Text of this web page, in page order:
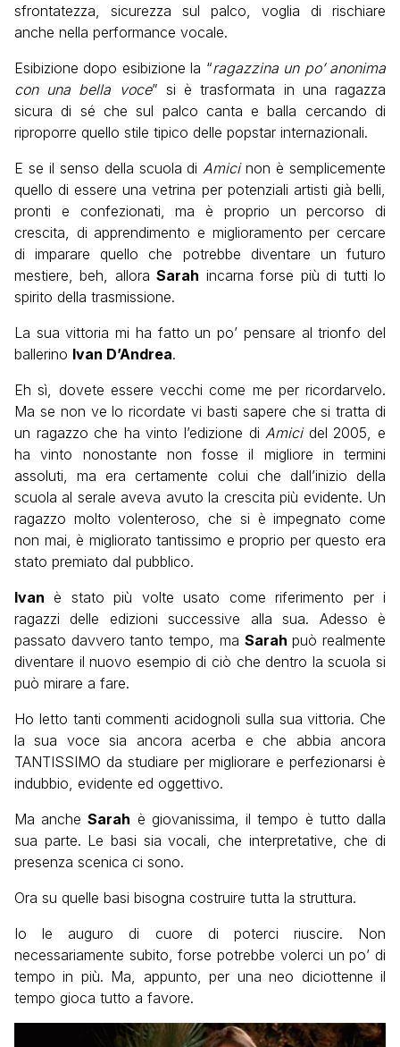
sfrontatezza, sicurezza sul palco, voglia di rischiare
anche nella performance vocale.
Esibizione dopo esibizione la “ragazzina un po’ anonima
con una bella voce” si è trasformata in una ragazza
sicura di sé che sul palco canta e balla cercando di
riproporre quello stile tipico delle popstar internazionali.
E se il senso della scuola di Amicinon è semplicemente
quello di essere una vetrina per potenziali artisti già belli,
pronti e confezionati, ma è proprio un percorso di
crescita, di apprendimento e miglioramento per cercare
di imparare quello che potrebbe diventare un futuro
mestiere, beh, alloraSarah incarna forse più di tutti lo
spirito della trasmissione.
La sua vittoria mi ha fatto un po’ pensare al trionfo del
ballerino Ivan D’Andrea.
Eh sì, dovete essere vecchi come me per ricordarvelo.
Ma se non ve lo ricordate vi basti sapere che si tratta di
un ragazzo che ha vinto l’edizione di Amicidel 2005, e
ha vinto nonostante non fosse il migliore in termini
assoluti, ma era certamente colui che dall’inizio della
scuola al serale aveva avuto la crescita più evidente. Un
ragazzo molto volenteroso, che si è impegnato come
non mai, è migliorato tantissimo e proprio per questo era
stato premiato dal pubblico.
Ivan è stato più volte usato come riferimento per i
ragazzi delle edizioni successive alla sua. Adesso è
passato davvero tanto tempo, ma Sarah può realmente
diventare il nuovo esempio di ciò che dentro la scuola si
può mirare a fare.
Ho letto tanti commenti acidognoli sulla sua vittoria. Che
la sua voce sia ancora acerba e che abbia ancora
TANTISSIMO da studiare per migliorare e perfezionarsi è
indubbio, evidente ed oggettivo.
Ma ancheSarah è giovanissima, il tempo è tutto dalla
sua parte. Le basi sia vocali, che interpretative, che di
presenza scenica ci sono.
Ora su quelle basi bisogna costruire tutta la struttura.
Io le auguro di cuore di poterci riuscire. Non
necessariamente subito, forse potrebbe volerci un po’ di
tempo in più. Ma, appunto, per una neo diciottenne il
tempo gioca tutto a favore.